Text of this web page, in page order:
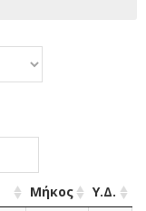
Μήκος
Υ.Δ.